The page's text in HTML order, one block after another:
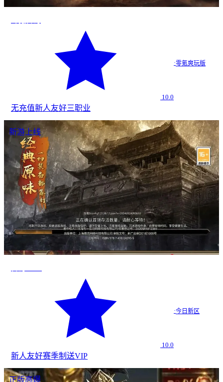
10.0
·零氪爽玩版
无充值新人友好三职业
新游上线
10.0
·今日新区
新人友好赛季制 送VIP
正版高爆